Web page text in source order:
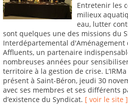
Entretenir les
milieux
eau, lutter
sont quelques une des missions du
Interdépartemental d'Aménagement
Affluents, un partenaire
nombreuses années pour
territoire à la gestion de crise.
présent à Saint-Béron, jeudi 30
avec ses membres et ses différents
d’existence du Syndicat. [ voir le site ]